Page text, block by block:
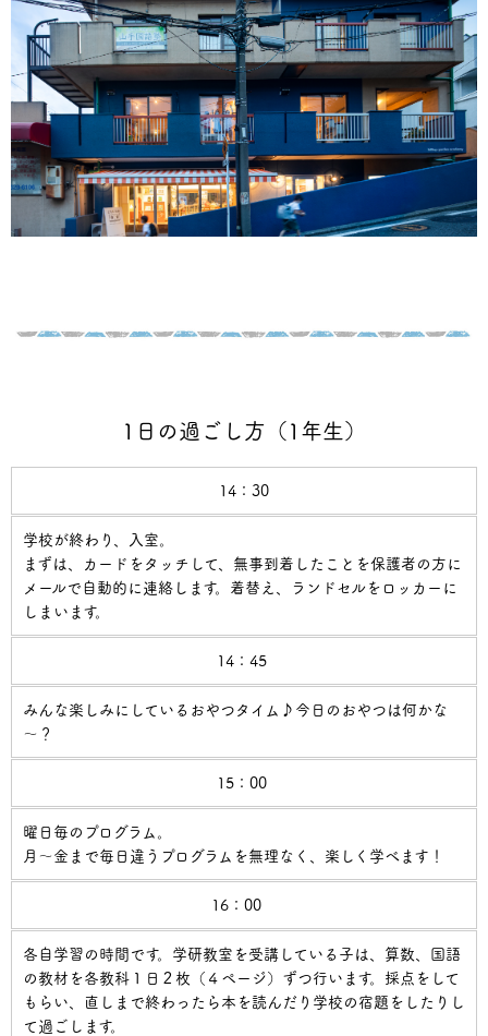
1日の過ごし方（1年生）
14：30
学校が終わり、入室。
まずは、カードをタッチして、無事到着したことを保護者の方に
メールで自動的に連絡します。着替え、ランドセルをロッカーに
しまいます。
14：45
みんな楽しみにしているおやつタイム♪今日のおやつは何かな
～？
15：00
曜日毎のプログラム。
月～金まで毎日違うプログラムを無理なく、楽しく学べます！
16：00
各自学習の時間です。学研教室を受講している子は、算数、国語
の教材を各教科１日２枚（４ページ）ずつ行います。採点をして
もらい、直しまで終わったら本を読んだり学校の宿題をしたりし
て過ごします。